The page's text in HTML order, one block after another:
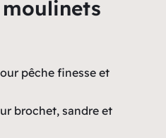
moulinets
pêche finesse et
brochet, sandre et